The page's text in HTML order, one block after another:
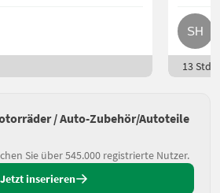
13 Std.
/ Auto-Zubehör/Autoteile
Sie über 545.000 registrierte Nutzer.
Jetzt inserieren